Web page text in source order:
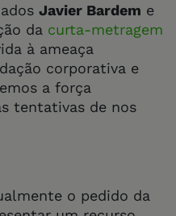
Javier Bardem e
da curta-metragem
à ameaça
corporativa e
a força
tentativas de nos
o pedido da